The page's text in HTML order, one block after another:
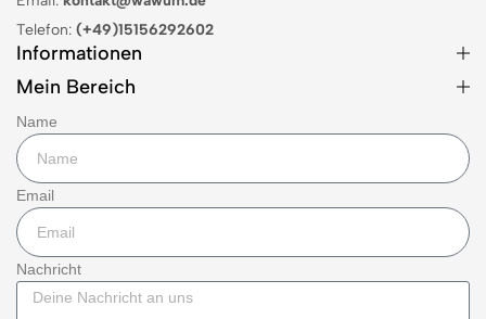
Telefon: (+49)15156292602
Informationen
Mein Bereich
Name
Email
Nachricht